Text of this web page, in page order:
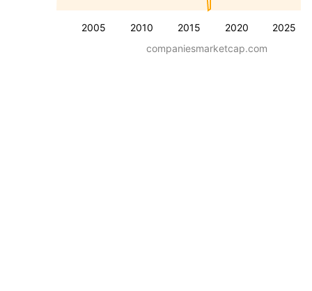
2005 2010 2015 2020 2025
companiesmarketcap.com